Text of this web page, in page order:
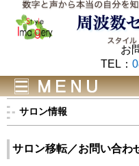
お
TEL：
サロン情報
サロン移転／お問い合わ